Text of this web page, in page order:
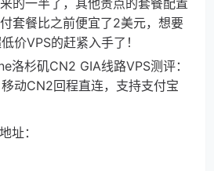
的一半了，其他贵点的套餐配置
套餐比之前便宜了2美元，想要
价VPS的赶紧入手了！
洛杉矶CN2 GIA线路VPS测评：
动CN2回程直连，支持支付宝
址：